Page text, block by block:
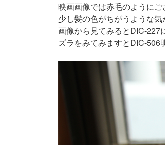
映画画像では赤毛のようにご
少し髪の色がちがうような気
画像から見てみるとDIC-227
ズラをみてみますとDIC-506